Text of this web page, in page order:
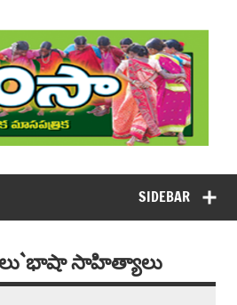
DHIMSA
SIDEBAR
సాహిత్యాలు